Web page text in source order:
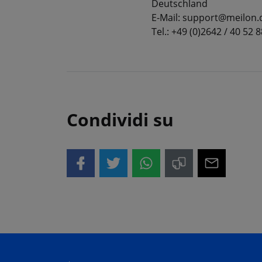
Deutschland
E-Mail:
Tel.: +49 (0)2642 / 40 52
Condividi su